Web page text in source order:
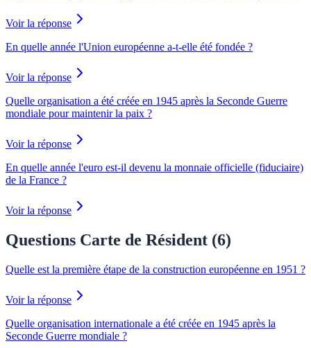
Voir la réponse
En quelle année l'Union européenne a-t-elle été fondée ?
Voir la réponse
Quelle organisation a été créée en 1945 après la Seconde Guerre
mondiale pour maintenir la paix ?
Voir la réponse
En quelle année l'euro est-il devenu la monnaie officielle (fiduciaire)
de la France ?
Voir la réponse
Questions Carte de Résident (6)
Quelle est la première étape de la construction européenne en 1951 ?
Voir la réponse
Quelle organisation internationale a été créée en 1945 après la
Seconde Guerre mondiale ?